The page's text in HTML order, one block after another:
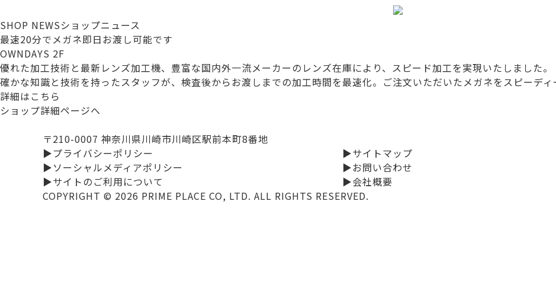
SHOP NEWSショップニュース
最速20分でメガネ即日お渡し可能です
OWNDAYS 2F
優れた加工技術と最新レンズ加工機、豊富な国内外一流メーカーのレンズ在庫により、スピード加工を実現いたしました。
確かな知識と技術を持ったスタッフが、検査後からお渡しまでの加工時間を最速化。ご注文いただいたメガネをスピーディ
詳細はこちら
ショップ詳細ページへ
〒210-0007 神奈川県川崎市川崎区駅前本町8番地
▶プライバシーポリシー
▶ソーシャルメディアポリシー
▶サイトのご利用について
▶サイトマップ
▶お問い合わせ
▶会社概要
COPYRIGHT © 2026 PRIME PLACE CO, LTD. ALL RIGHTS RESERVED.